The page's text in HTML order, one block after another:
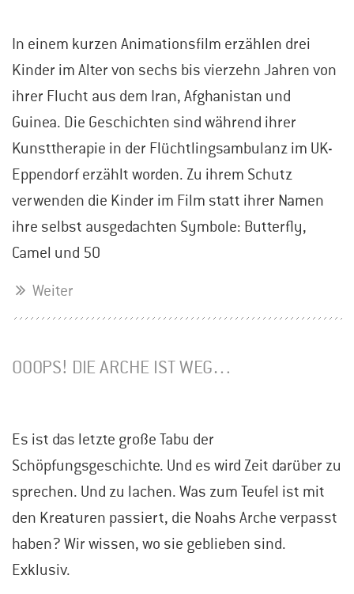
In einem kurzen Animationsfilm erzählen drei
Kinder im Alter von sechs bis vierzehn Jahren von
ihrer Flucht aus dem Iran, Afghanistan und
Guinea. Die Geschichten sind während ihrer
Kunsttherapie in der Flüchtlingsambulanz im UK-
Eppendorf erzählt worden. Zu ihrem Schutz
verwenden die Kinder im Film statt ihrer Namen
ihre selbst ausgedachten Symbole: Butterfly,
Camel und 50
Weiter
OOOPS! DIE ARCHE IST WEG…
Es ist das letzte große Tabu der
Schöpfungsgeschichte. Und es wird Zeit darüber zu
sprechen. Und zu lachen. Was zum Teufel ist mit
den Kreaturen passiert, die Noahs Arche verpasst
haben? Wir wissen, wo sie geblieben sind.
Exklusiv.